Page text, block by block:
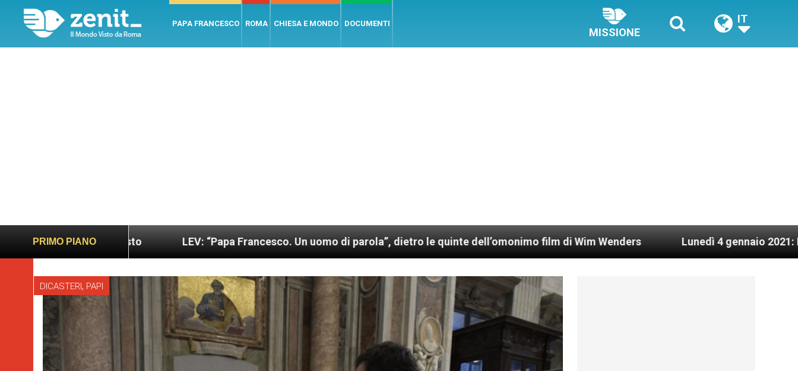
PAPA FRANCESCO ROMA CHIESA E MONDO DOCUMENTI
MISSIONE
IT
PRIMO PIANO
e giusto LEV: “Papa Francesco. Un uomo di parola”, dietro le quinte dell’omonimo film di Wim Wenders Lunedì 4 gennaio 2021: Possesso
DICASTERI, PAPI